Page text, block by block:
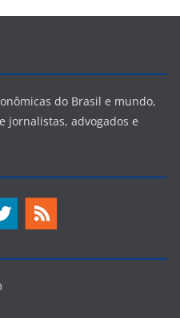
do Brasil e mundo,
jornalistas, advogados e